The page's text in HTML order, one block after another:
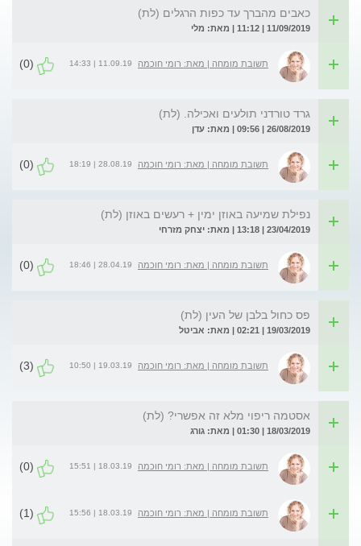
כאבים מהברך עד כפות הרגלים (לת)
11/09/2019 | 11:12 | מאת: מלי
תשובת מומחה | מאת: רומי חוכמה 11.09.19 | 14:33
(0)
גרד טורדני תולעים ואכילה. (לת)
26/08/2019 | 09:56 | מאת: עדן
תשובת מומחה | מאת: רומי חוכמה 28.08.19 | 18:19
(0)
נפילת שמיעה באוזן ימין + רעשים באוזן (לת)
23/04/2019 | 13:18 | מאת: יצחק מזרחי
תשובת מומחה | מאת: רומי חוכמה 28.04.19 | 18:46
(0)
פס כחול בלבן של העין (לת)
19/03/2019 | 02:21 | מאת: אביטל
תשובת מומחה | מאת: רומי חוכמה 19.03.19 | 10:50
(3)
אסטמה ריפוי מלא זה אפשרי? (לת)
18/03/2019 | 01:30 | מאת: גורג
תשובת מומחה | מאת: רומי חוכמה 18.03.19 | 15:51
(0)
תשובת מומחה | מאת: רומי חוכמה 18.03.19 | 15:56
(1)